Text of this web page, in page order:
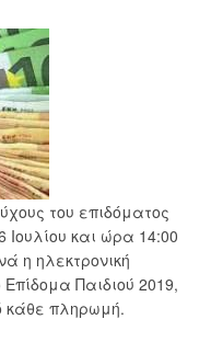
του επιδόματος
Ιουλίου και ώρα 14:00
η ηλεκτρονική
Παιδιού 2019,
κάθε πληρωμή.